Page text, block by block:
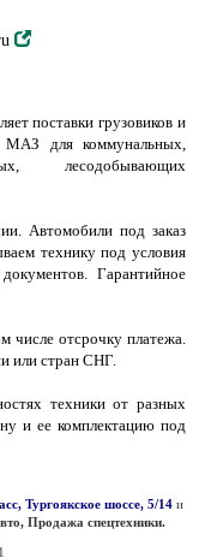
поставки грузовиков и
для коммунальных,
лесодобывающих
Автомобили под заказ
технику под условия
Гарантийное
числе отсрочку платежа.
или стран СНГ.
техники от разных
и ее комплектацию под
Тургоякское шоссе, 5/14 и
Продажа спецтехники.